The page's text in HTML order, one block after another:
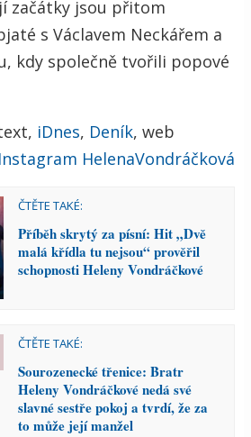
začátky jsou přitom
s Václavem Neckářem a
kdy společně tvořili popové
iDnes, Deník, web
Instagram HelenaVondráčková
ČTĚTE TAKÉ:
Příběh skrytý za písní: Hit „Dvě
malá křídla tu nejsou“ prověřil
schopnosti Heleny Vondráčkové
ČTĚTE TAKÉ:
Sourozenecké třenice: Bratr
Heleny Vondráčkové nedá své
slavné sestře pokoj a tvrdí, že za
to může její manžel